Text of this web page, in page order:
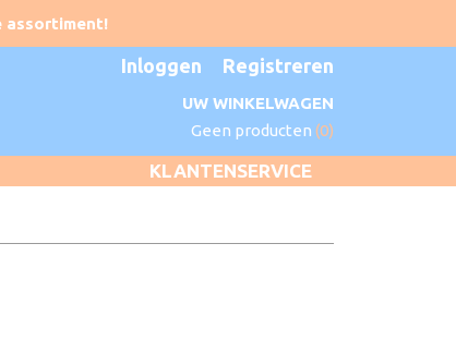
Inloggen Registreren
UW WINKELWAGEN
Geen producten (0)
KLANTENSERVICE